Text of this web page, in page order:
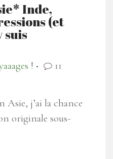
Inde,
(et
suis
! ● 11
Asie, j’ai la chance
originale sous-